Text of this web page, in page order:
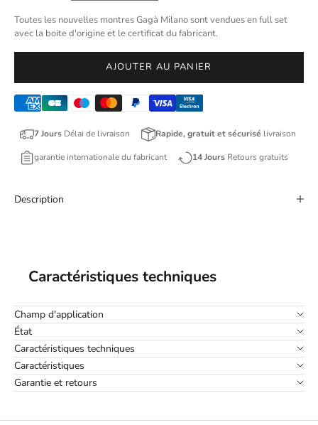
Toutes les nouvelles montres Gagà Milano sont vendues en full set
avec la boite d'origine et le certificat du fabricant.
AJOUTER AU PANIER
7 Jours Délai de livraison Rapide, gratuit et sécurisé livraison
garantie internationale du fabricant 14 Jours Retours gratuits
Description
Caractéristiques techniques
Champ d'application
État
Caractéristiques techniques
Caractéristiques
Garantie et retours